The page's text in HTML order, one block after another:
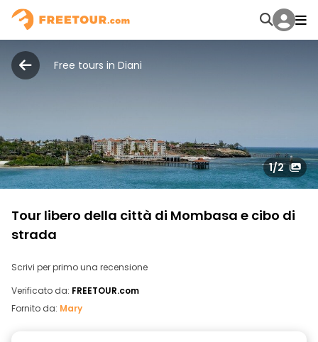
Free tours in Diani
1/2
Tour libero della città di Mombasa e cibo di
strada
Scrivi per primo una recensione
Verificato da: FREETOUR.com
Fornito da: Mary